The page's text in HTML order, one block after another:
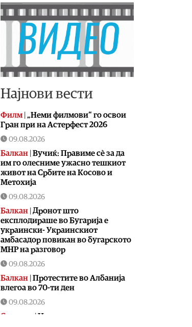
Најнови вести
Филм | „Неми филмови“ го освои
Гран при на Астерфест 2026
09.08.2026
Балкан | Вучиќ: Правиме сè за да
им го олесниме ужасно тешкиот
живот на Србите на Косово и
Метохија
09.08.2026
Балкан | Дронот што
експлодираше во Бугарија е
украински- Украинскиот
амбасадор повикан во бугарското
МНР на разговор
09.08.2026
Балкан | Протестите во Албанија
влегоа во 70-ти ден
09.08.2026
Сервиси |На граничните премини